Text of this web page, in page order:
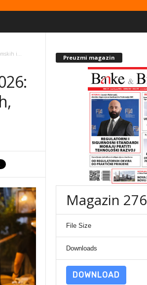
i... Preuzmi magazin
Magazin 276
File Size
Downloads
DOWNLOAD